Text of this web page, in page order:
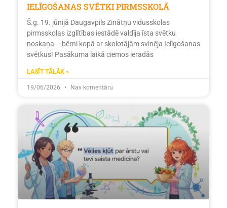
IELĪGOŠANAS SVĒTKI PIRMSSKOLĀ
Š.g. 19. jūnijā Daugavpils Zinātņu vidusskolas
pirmsskolas izglītības iestādē valdīja īsta svētku
noskaņa – bērni kopā ar skolotājām svinēja Ielīgošanas
svētkus! Pasākuma laikā ciemos ieradās
LASĪT TĀLĀK »
19/06/2026 Nav komentāru